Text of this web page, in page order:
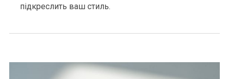
підкреслить ваш стиль.